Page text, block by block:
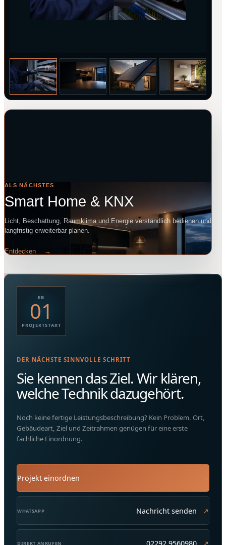
ALS NÄCHSTES
Smart Home & KNX
Licht, Beschattung, Raumklima und Energie verständlich bedienen und
langfristig erweiterbar planen.
Entdecken →
EB
01
PROJEKTSTART
DER NÄCHSTE SINNVOLLE SCHRITT
Sie kennen das Ziel. Wir klären,
welche Technik dazugehört.
Noch keine fertige Leistungsbeschreibung? Kein Problem. Ort,
Gebäudeart, Ziel und Zeitrahmen genügen für eine erste
fachliche Einordnung.
Projekt einordnen →
WHATSAPP Nachricht senden ↗
DIREKT ANRUFEN